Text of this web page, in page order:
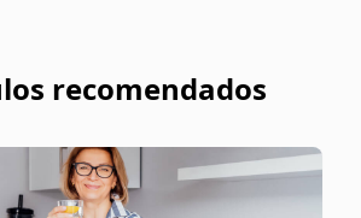
recomendados